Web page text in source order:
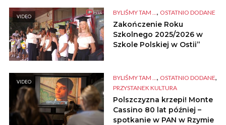
VIDEO
BYLIŚMY TAM ... , OSTATNIO DODANE
Zakończenie Roku
Szkolnego 2025/2026 w
Szkole Polskiej w Ostii”
VIDEO
BYLIŚMY TAM ..., OSTATNIO DODANE,
PRZYSTANEK KULTURA
Polszczyzna krzepi! Monte
Cassino 80 lat później –
spotkanie w PAN w Rzymie